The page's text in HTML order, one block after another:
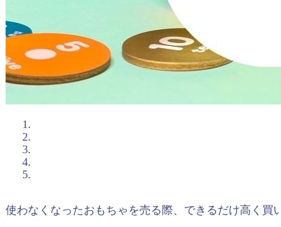
使わなくなったおもちゃを売る際、できるだけ高く買